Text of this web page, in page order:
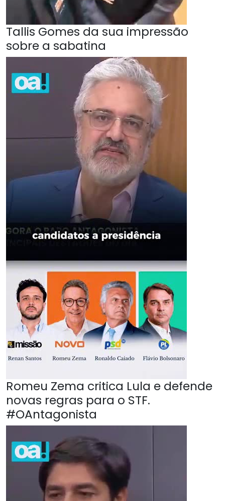
Tallis Gomes da sua impressão
sobre a sabatina
Romeu Zema critica Lula e defende
novas regras para o STF.
#OAntagonista